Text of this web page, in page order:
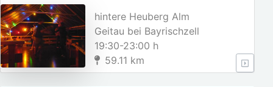
hintere Heuberg Alm
Geitau bei Bayrischzell
19:30-23:00 h
59.11 km